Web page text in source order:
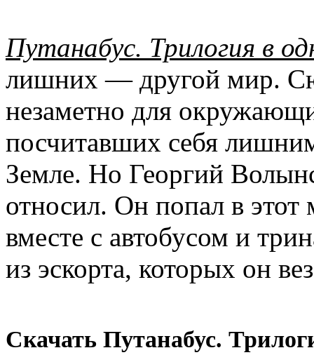
Путанабус. Трилогия в
лишних — другой мир.
незаметно для
посчитавших себя
Земле. Но Георгий
относил. Он попал в
вместе с автобусом и
из эскорта, которых он
Скачать Путанабус.